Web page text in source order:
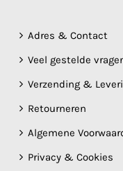
Adres & Contact
Veel gestelde
Verzending &
Retourneren
Algemene
Privacy & Cookies